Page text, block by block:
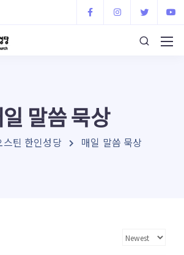
말씀 묵상
스틴 한인성당 매일 말씀 묵상